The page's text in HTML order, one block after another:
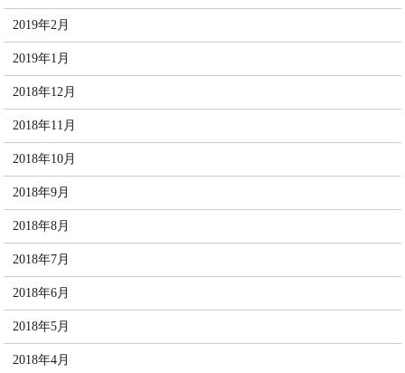
2019年2月
2019年1月
2018年12月
2018年11月
2018年10月
2018年9月
2018年8月
2018年7月
2018年6月
2018年5月
2018年4月